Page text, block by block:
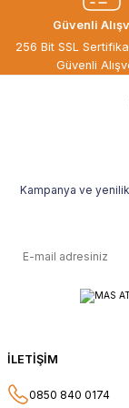
Kaliteli ürün, güvenli
teşekkür ederim.
hediye ile geldi Teşekkür
Ahmet Yılmaz | 29/04/
paketlenmiş, sorunsuz
O... A... | 10/02/2026
Güvenli
256 Bit SSL
Güvenli
Kampanya ve
İLETİŞİM
0850 840 0174